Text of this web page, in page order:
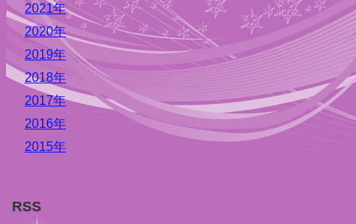
2021年
2020年
2019年
2018年
2017年
2016年
2015年
RSS